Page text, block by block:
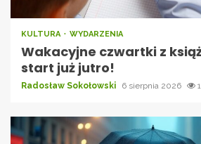
KULTURA WYDARZENIA
Wakacyjne czwartki z
start już jutro!
Radosław Sokołowski 6 sierpnia 2026